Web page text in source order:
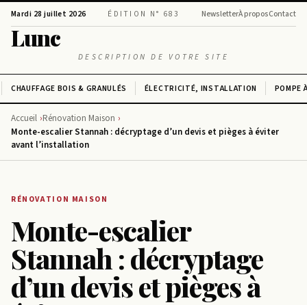
Mardi 28 juillet 2026 ÉDITION N° 683 NewsletterÀ proposContact
Lunc
DESCRIPTION DE VOTRE SITE
CHAUFFAGE BOIS & GRANULÉS ÉLECTRICITÉ, INSTALLATION POMPE
Accueil Rénovation Maison
Monte-escalier Stannah : décryptage d’un devis et pièges à éviter
avant l’installation
RÉNOVATION MAISON
Monte-escalier
Stannah : décryptage
d’un devis et pièges à